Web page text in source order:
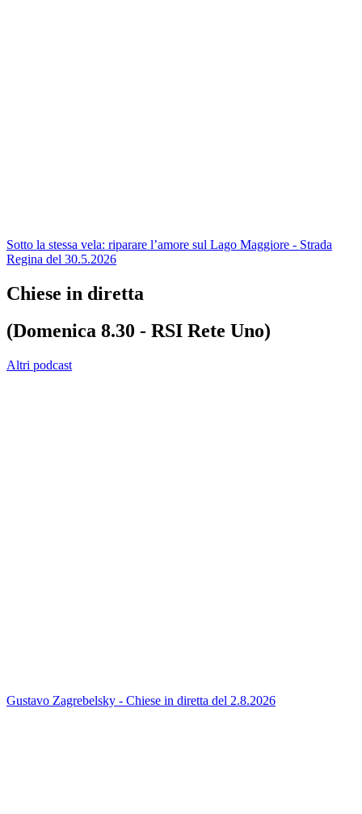
Sotto la stessa vela: riparare l’amore sul Lago Maggiore - Strada
Regina del 30.5.2026
Chiese in diretta
(Domenica 8.30 - RSI Rete Uno)
Altri podcast
Gustavo Zagrebelsky - Chiese in diretta del 2.8.2026